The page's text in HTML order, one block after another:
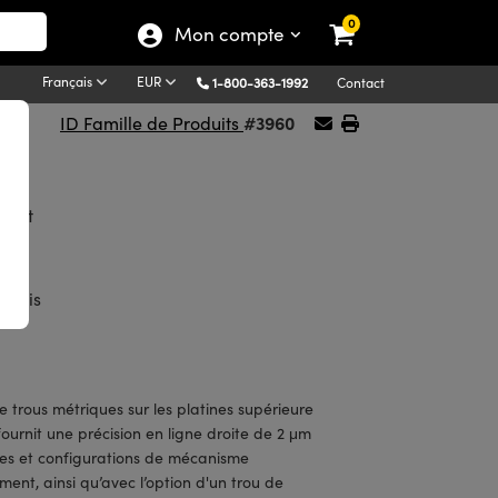
Mon compte 0
Français EUR 1-800-363-1992 Contact
ID Famille de Produits #3960
vis
trous métriques sur les platines supérieure
une précision en ligne droite de 2 μm
et configurations de mécanisme
ainsi qu’avec l’option d'un trou de